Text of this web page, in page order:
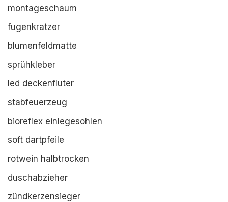
montageschaum
fugenkratzer
blumenfeldmatte
sprühkleber
led deckenfluter
stabfeuerzeug
bioreflex einlegesohlen
soft dartpfeile
rotwein halbtrocken
duschabzieher
zündkerzensieger